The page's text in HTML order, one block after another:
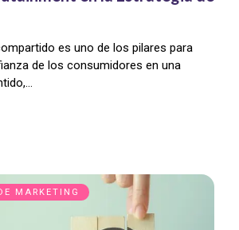
es uno de los pilares para
de los consumidores en una
MARKETING